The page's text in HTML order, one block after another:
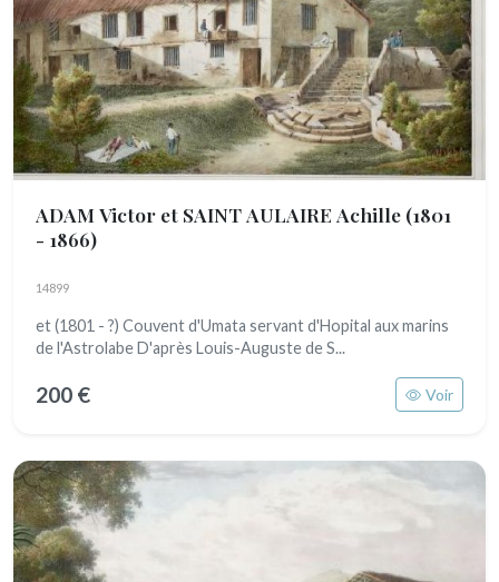
ADAM Victor et SAINT AULAIRE Achille (1801
- 1866)
14899
et (1801 - ?) Couvent d'Umata servant d'Hopital aux marins
de l'Astrolabe D'après Louis-Auguste de S...
200 € Voir